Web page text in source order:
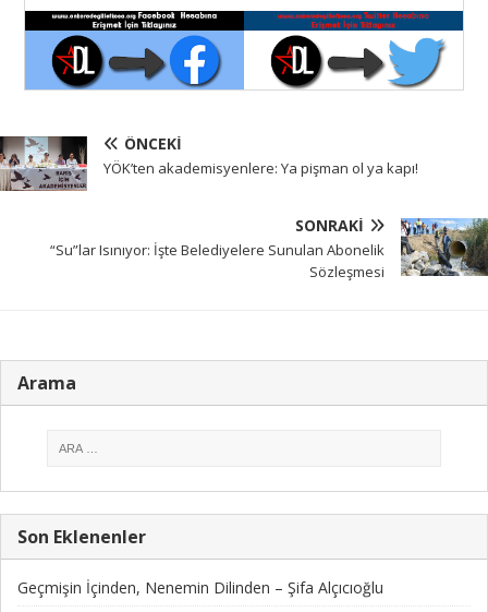
ÖNCEKI
YÖK’ten akademisyenlere: Ya pişman ol ya kapı!
SONRAKI
“Su”lar Isınıyor: İşte Belediyelere Sunulan Abonelik
Sözleşmesi
Arama
Son Eklenenler
Geçmişin İçinden, Nenemin Dilinden – Şifa Alçıcıoğlu